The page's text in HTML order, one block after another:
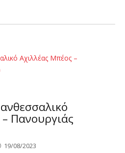
Πανουργιάς
19/08/2023